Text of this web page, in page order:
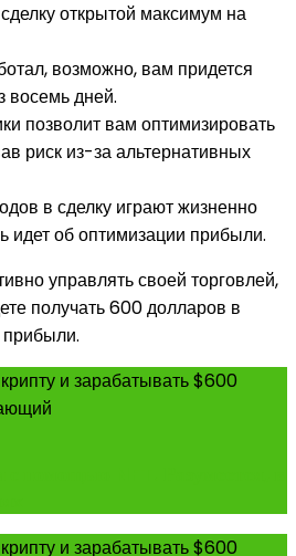
открытой максимум на
возможно, вам придется
восемь дней.
позволит вам оптимизировать
риск из-за альтернативных
в сделку играют жизненно
идет об оптимизации прибыли.
управлять своей торговлей,
получать 600 долларов в